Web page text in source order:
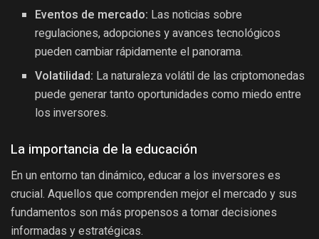
Eventos de mercado: Las noticias sobre
regulaciones, adopciones y avances tecnológicos
pueden cambiar rápidamente el panorama.
Volatilidad: La naturaleza volátil de las criptomonedas
puede generar tanto oportunidades como miedo entre
los inversores.
La importancia de la educación
En un entorno tan dinámico, educar a los inversores es
crucial. Aquellos que comprenden mejor el mercado y sus
fundamentos son más propensos a tomar decisiones
informadas y estratégicas.